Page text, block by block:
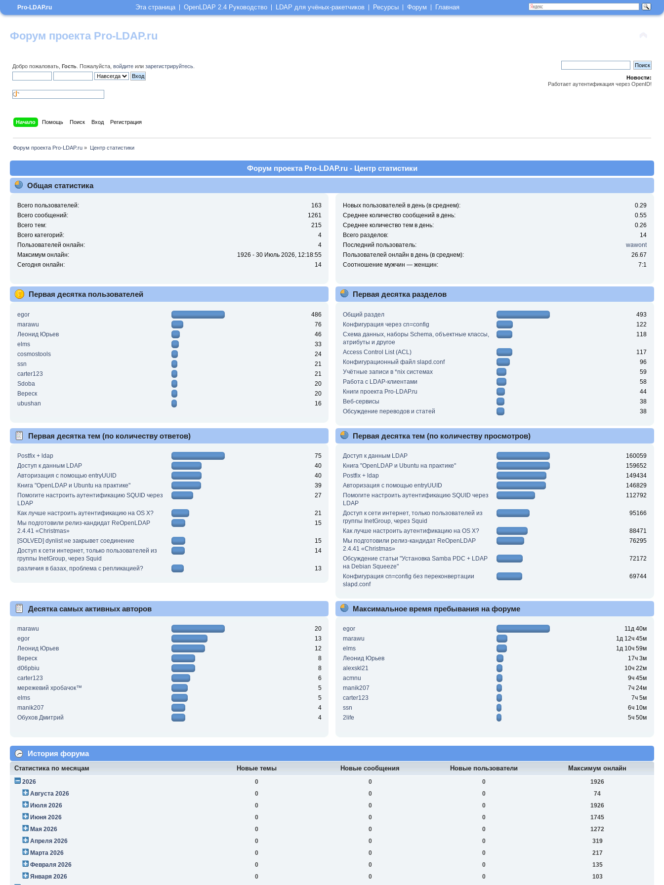
Форум проекта Pro-LDAP.ru
Добро пожаловать, Гость . Пожалуйста, войдите или зарегистрируйтесь
Новости:
Работает аутентификация через OpenID!
Начало Помощь Поиск Вход Регистрация
Форум проекта Pro-LDAP.ru » Центр статистики
Форум проекта Pro-LDAP.ru - Центр статистики
Общая статистика
Всего пользователей:
163
Всего сообщений:
1261
Всего тем:
215
Всего категорий:
4
Пользователей онлайн:
4
Максимум онлайн:
1926 - 30 Июль 2026, 12:18:55
Сегодня онлайн:
14
Новых пользователей в день (в среднем):
0.29
Среднее количество сообщений в день:
0.55
Среднее количество тем в день:
0.26
Всего разделов:
14
Последний пользователь:
wawont
Пользователей онлайн в день (в среднем):
26.67
Соотношение мужчин — женщин:
7:1
Первая десятка пользователей
egor
486
marawu
76
Леонид Юрьев
46
elms
33
cosmostools
24
ssn
21
carter123
21
Sdoba
20
Вереск
20
ubushan
16
Первая десятка разделов
Общий раздел
493
Конфигурация через cn=config
122
Схема данных, наборы Schema, объектные классы,
атрибуты и другое
118
Access Control List (ACL)
117
Конфигурационный файл slapd.conf
96
Учётные записи в *nix системах
59
Работа с LDAP-клиентами
58
Книги проекта Pro-LDAP.ru
44
Веб-сервисы
38
Обсуждение переводов и статей
38
Первая десятка тем (по количеству ответов)
Postfix + ldap
75
Доступ к данным LDAP
40
Авторизация с помощью entryUUID
40
Книга "OpenLDAP и Ubuntu на практике"
39
Помогите настроить аутентификацию SQUID через
LDAP
27
Как лучше настроить аутентификацию на OS X?
21
Мы подготовили релиз-кандидат ReOpenLDAP
2.4.41 «Christmas»
15
[SOLVED] dynlist не закрывет соединение
15
Доступ к сети интернет, только пользователей из
группы InetGroup, через Squid
14
различия в базах, проблема с репликацией? 13
Первая десятка тем (по количеству просмотров)
Доступ к данным LDAP
160059
Книга "OpenLDAP и Ubuntu на практике"
159652
Postfix + ldap
149434
Авторизация с помощью entryUUID
146829
Помогите настроить аутентификацию SQUID через
LDAP
112792
Доступ к сети интернет, только пользователей из
группы InetGroup, через Squid
95166
Как лучше настроить аутентификацию на OS X?
88471
Мы подготовили релиз-кандидат ReOpenLDAP
2.4.41 «Christmas»
76295
Обсуждение статьи "Установка Samba PDC + LDAP
на Debian Squeeze"
72172
Конфигурация cn=config без переконвертации
slapd.conf
69744
Десятка самых активных авторов
marawu
20
egor
13
Леонид Юрьев
12
Вереск
8
d06pbiu
8
carter123
6
мережевий хробачок™
5
elms
5
manik207
4
Обухов Дмитрий
4
Максимальное время пребывания на форуме
egor
11д 40м
marawu
1д 12ч 45м
elms
1д 10ч 59м
Леонид Юрьев
17ч 3м
alexskl21
10ч 22м
acmnu
9ч 45м
manik207
7ч 24м
carter123
7ч 5м
ssn
6ч 10м
2life
5ч 50м
История форума
Статистика по месяцам Новые темы Новые сообщения Новые пользователи Максимум онлайн
2026 0 0 0
1926
Августа 2026
0 0 0
74
Июля 2026
0 0 0
1926
Июня 2026
0 0 0
1745
Мая 2026
0 0 0
1272
Апреля 2026
0 0 0
319
Марта 2026
0 0 0
217
Февраля 2026
0 0 0
135
Января 2026
0 0 0
103
Pro-LDAP.ru Эта страница OpenLDAP 2.4 Руководство LDAP для учёных-ракетчиков Ресурсы Форум Главная